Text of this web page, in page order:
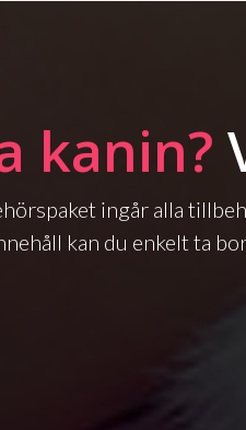
kanin?
ingår alla
kan du enkelt ta